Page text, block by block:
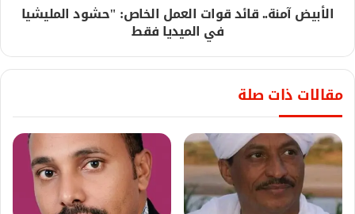
الأبيض آمنة.. قائد قوات العمل الخاص: "حشود المليشيا
في الميديا فقط
مقالات ذات صلة